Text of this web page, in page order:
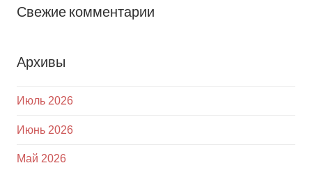
Свежие комментарии
Архивы
Июль 2026
Июнь 2026
Май 2026